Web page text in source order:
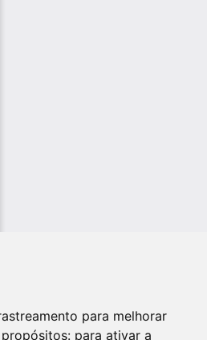
para melhorar
para ativar a